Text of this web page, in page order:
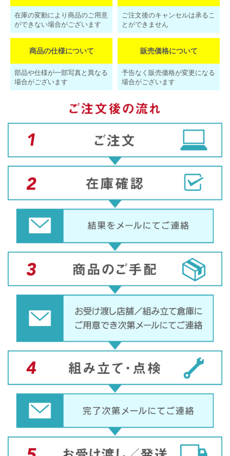
在庫の変動により商品のご用意
ができない場合がございます
ご注文後のキャンセルは承るこ
とができません
商品の仕様について
部品や仕様が一部写真と異なる
場合がございます
販売価格について
予告なく販売価格が変更になる
場合がございます